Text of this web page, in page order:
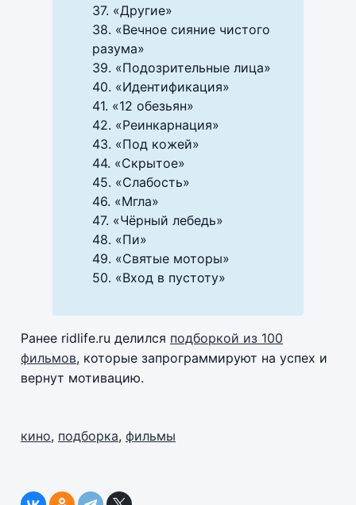
37. «Другие»
38. «Вечное сияние чистого
разума»
39. «Подозрительные лица»
40. «Идентификация»
41. «12 обезьян»
42. «Реинкарнация»
43. «Под кожей»
44. «Скрытое»
45. «Слабость»
46. «Мгла»
47. «Чёрный лебедь»
48. «Пи»
49. «Святые моторы»
50. «Вход в пустоту»
Ранее ridlife.ru делился подборкой из 100
фильмов, которые запрограммируют на успех и
вернут мотивацию.
кино, подборка, фильмы